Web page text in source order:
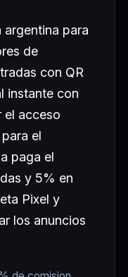
argentina para
de
con QR
instante con
el acceso
el
paga el
y 5% en
Pixel y
los anuncios